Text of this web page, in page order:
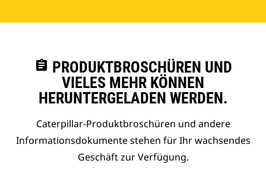
assignment PRODUKTBROSCHÜREN UND
VIELES MEHR KÖNNEN
HERUNTERGELADEN WERDEN.
Caterpillar-Produktbroschüren und andere
Informationsdokumente stehen für Ihr wachsendes
Geschäft zur Verfügung.